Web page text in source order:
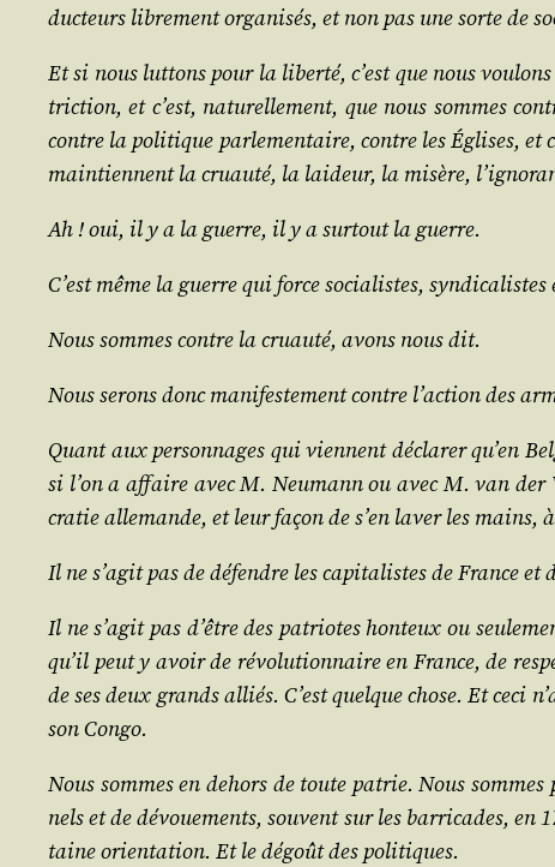
duc­teurs libre­ment orga­ni­sés, et non pas une sorte de
Et si nous lut­tons pour la liber­té, c’est que nous
tric­tion, et c’est, natu­rel­le­ment, que nous sommes
contre la poli­tique par­le­men­taire, contre les Églises,
main­tiennent la cruau­té, la lai­deur, la misère,
Ah ! oui, il y a la guerre, il y a sur­tout la guerre.
C’est même la guerre qui force socia­listes,
Nous sommes contre la cruau­té, avons nous dit.
Nous serons donc mani­fes­te­ment contre l’ac­tion des
Quant aux per­son­nages qui viennent décla­rer qu’en
si l’on a affaire avec M. Neu­mann ou avec M. van
cra­tie alle­mande, et leur façon de s’en laver les
Il ne s’a­git pas de défendre les capi­ta­listes de France et
Il ne s’a­git pas d’être des patriotes hon­teux ou
qu’il peut y avoir de révo­lu­tion­naire en France, de
de ses deux grands alliés. C’est quelque chose. Et
son Congo.
Nous sommes en dehors de toute patrie. Nous
nels et de dévoue­ments, sou­vent sur les bar­ri­cades, en
taine orien­ta­tion. Et le dégoût des politiques.